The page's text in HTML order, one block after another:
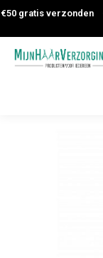
gratis verzonden •